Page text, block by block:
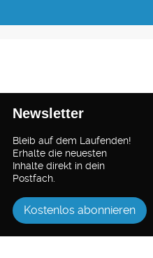
Newsletter
Bleib auf dem Laufenden!
Erhalte die neuesten
Inhalte direkt in dein
Postfach.
Kostenlos abonnieren